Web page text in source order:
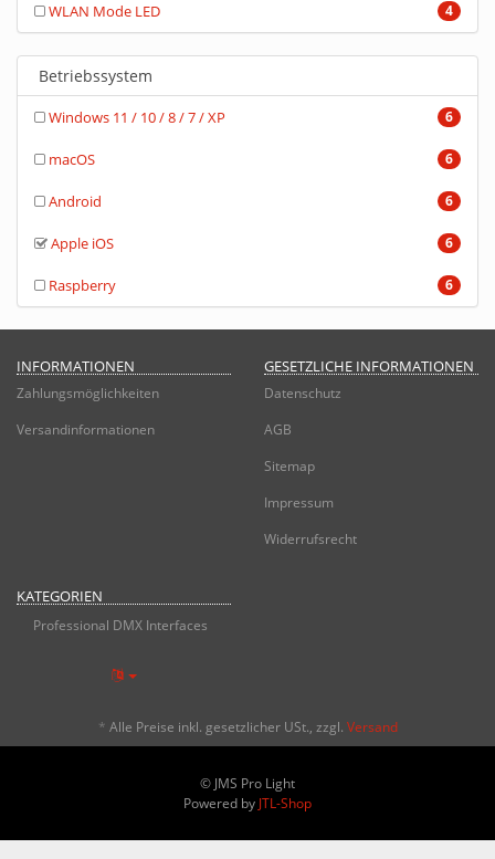
4
WLAN Mode LED
Betriebssystem
6
Windows 11 / 10 / 8 / 7 / XP
6
macOS
6
Android
6
Apple iOS
6
Raspberry
INFORMATIONEN
Zahlungsmöglichkeiten
Versandinformationen
GESETZLICHE INFORMATIONEN
Datenschutz
AGB
Sitemap
Impressum
Widerrufsrecht
KATEGORIEN
Professional DMX Interfaces
* Alle Preise inkl. gesetzlicher USt., zzgl. Versand
© JMS Pro Light
Powered by JTL-Shop